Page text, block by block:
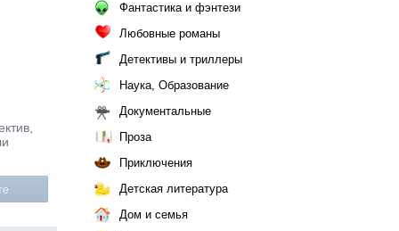
Фантастика и фэнтези
Любовные романы
Детективы и триллеры
Наука, Образование
Документальные
Проза
Приключения
Детская литература
Дом и семья